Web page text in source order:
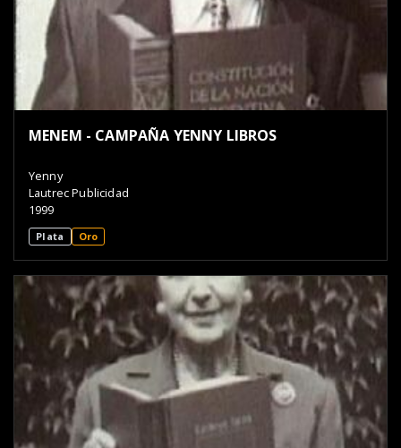
MENEM - CAMPAÑA YENNY LIBROS
Yenny
Lautrec Publicidad
1999
Plata Oro